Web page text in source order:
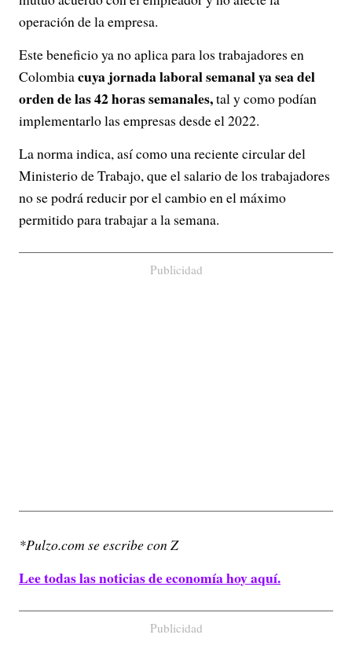
operación de la empresa.
Este beneficio ya no aplica para los trabajadores en
Colombiacuya jornada laboral semanal ya sea del
orden de las 42 horas semanales,tal y como podían
implementarlo las empresas desde el 2022.
La norma indica, así como una reciente circular del
Ministerio de Trabajo, que el salario de los trabajadores
no se podrá reducir por el cambio en el máximo
permitido para trabajar a la semana.
Publicidad
*Pulzo.com se escribe con Z
Lee todas las noticias de economía hoy aquí.
Publicidad